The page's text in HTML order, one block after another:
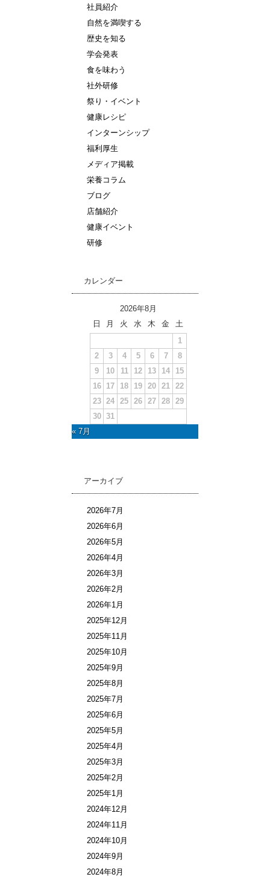
社員紹介
自然を満喫する
歴史を知る
学会発表
食を味わう
社外研修
祭り・イベント
健康レシピ
インターンシップ
福利厚生
メディア掲載
栄養コラム
ブログ
店舗紹介
健康イベント
研修
カレンダー
2026年8月
日
月 火 水 木 金
土
1
2
3 4 5 6 7
8
9
10 11 12 13 14
15
16
17 18 19 20 21 22
23 24 25 26 27 28 29
30 31
« 7月
アーカイブ
2026年7月
2026年6月
2026年5月
2026年4月
2026年3月
2026年2月
2026年1月
2025年12月
2025年11月
2025年10月
2025年9月
2025年8月
2025年7月
2025年6月
2025年5月
2025年4月
2025年3月
2025年2月
2025年1月
2024年12月
2024年11月
2024年10月
2024年9月
2024年8月